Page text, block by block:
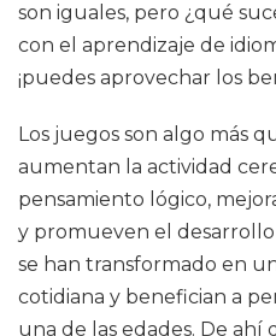
son iguales, pero ¿qué
con el aprendizaje de
¡puedes aprovechar los
Los juegos son algo más
aumentan la actividad
pensamiento lógico,
y promueven el
se han transformado en
cotidiana y benefician a
una de las edades. De ahí